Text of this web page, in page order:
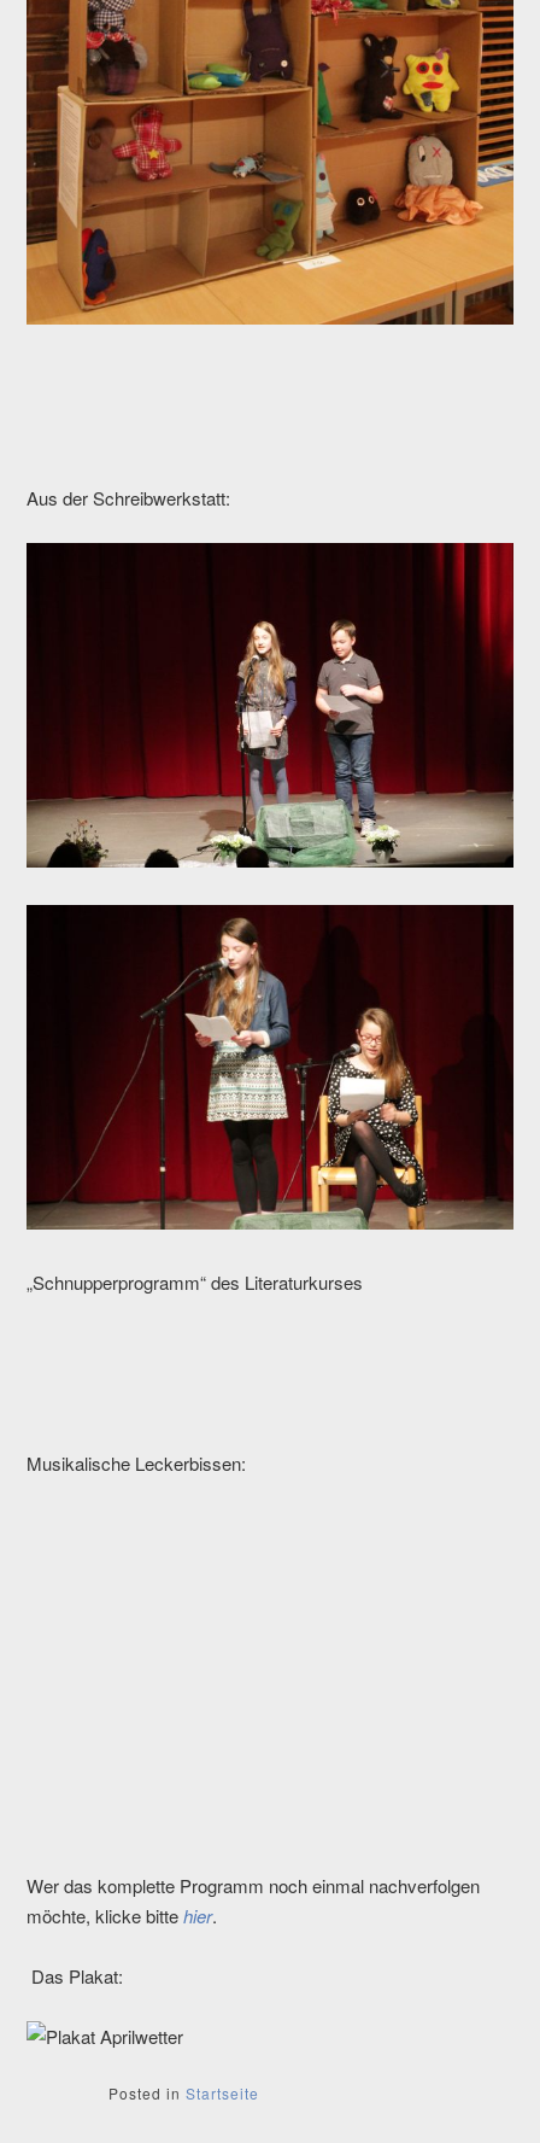
Aus der Schreibwerkstatt:
„Schnupperprogramm“ des Literaturkurses
Musikalische Leckerbissen:
Wer das komplette Programm noch einmal nachverfolgen
möchte, klicke bittehier.
Das Plakat:
Posted in Startseite